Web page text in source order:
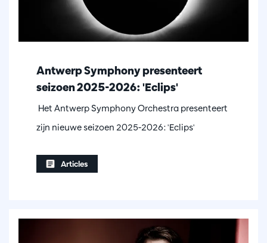
Antwerp Symphony presenteert
seizoen 2025-2026: 'Eclips'
Het Antwerp Symphony Orchestra presenteert
zijn nieuwe seizoen 2025-2026: 'Eclips'
Articles